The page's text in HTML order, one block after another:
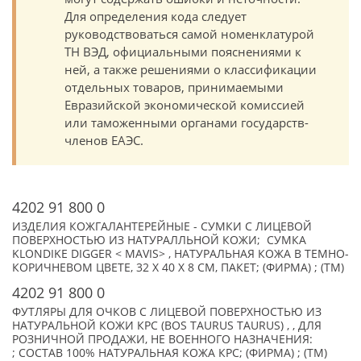
Для определения кода следует
руководствоваться самой номенклатурой
ТН ВЭД, официальными пояснениями к
ней, а также решениями о классификации
отдельных товаров, принимаемыми
Евразийской экономической комиссией
или таможенными органами государств-
членов ЕАЭС.
4202 91 800 0
ИЗДЕЛИЯ КОЖГАЛАНТЕРЕЙНЫЕ - СУМКИ С ЛИЦЕВОЙ
ПОВЕРХНОСТЬЮ ИЗ НАТУРАЛЛЬНОЙ КОЖИ; СУМКА
KLONDIKE DIGGER < MAVIS> , НАТУРАЛЬНАЯ КОЖА В ТЕМНО-
КОРИЧНЕВОМ ЦВЕТЕ, 32 X 40 X 8 СМ, ПАКЕТ; (ФИРМА) ; (TM)
4202 91 800 0
ФУТЛЯРЫ ДЛЯ ОЧКОВ С ЛИЦЕВОЙ ПОВЕРХНОСТЬЮ ИЗ
НАТУРАЛЬНОЙ КОЖИ КРС (BOS TAURUS TAURUS) , , ДЛЯ
РОЗНИЧНОЙ ПРОДАЖИ, НЕ ВОЕННОГО НАЗНАЧЕНИЯ:
; СОСТАВ 100% НАТУРАЛЬНАЯ КОЖА КРС; (ФИРМА) ; (TM)